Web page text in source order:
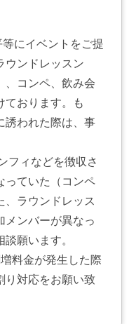
にイベントをご提
ウンドレッスン
、コンペ、飲み会
ております。も
誘われた際は、事
フィなどを徴収さ
っていた（コンペ
、ラウンドレッス
メンバーが異なっ
願います。
料金が発生した際
り対応をお願い致